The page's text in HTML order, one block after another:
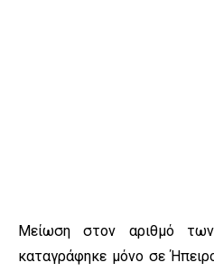
Μείωση στον αριθμό
καταγράφηκε μόνο σε